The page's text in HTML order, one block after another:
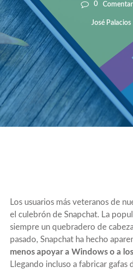
0
José Palacios
Los usuarios más veteranos de
el culebrón de Snapchat. La
siempre un quebradero de
pasado, Snapchat ha hecho
menos apoyar a Windows o a los
Llegando incluso a fabricar gafas